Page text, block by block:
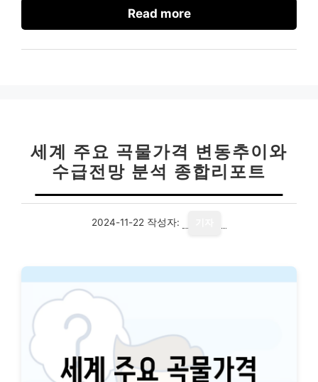
Read more
세계 주요 곡물가격 변동추이와
수급전망 분석 종합리포트
2024-11-22 작성자: